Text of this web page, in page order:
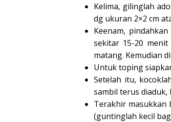
Kelima, gilinglah
dg ukuran 2×2 cm
Keenam,
sekitar 15-20
matang. Kemudian
Untuk toping
Setelah itu,
sambil terus
Terakhir masukkan
(guntinglah kecil